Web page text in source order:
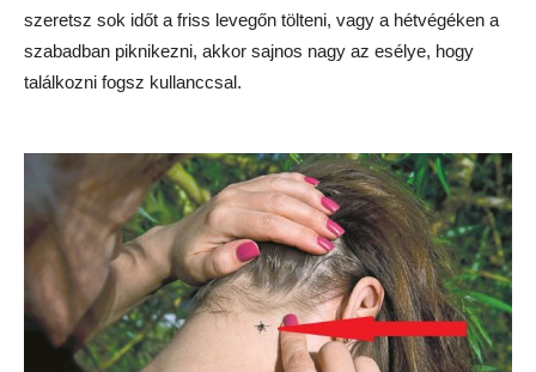
szeretsz sok időt a friss levegőn tölteni, vagy a hétvégéken a
szabadban piknikezni, akkor sajnos nagy az esélye, hogy
találkozni fogsz kullanccsal.